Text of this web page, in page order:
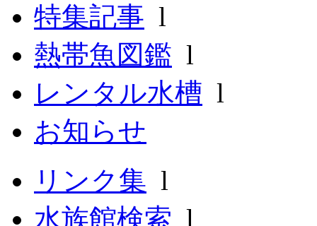
特集記事 l
熱帯魚図鑑 l
レンタル水槽 l
お知らせ
リンク集 l
水族館検索 l